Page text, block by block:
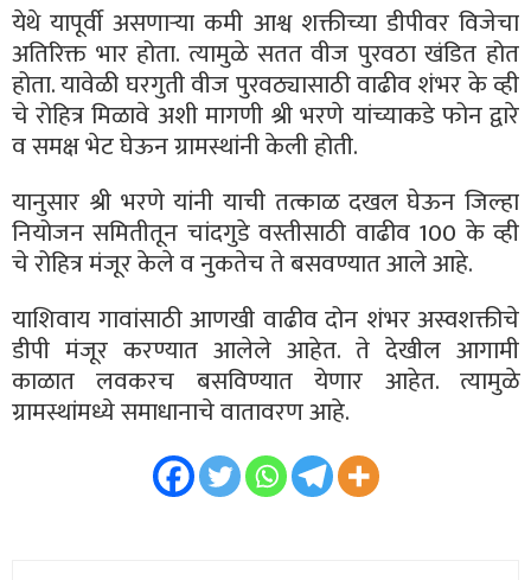
येथे यापूर्वी असणाऱ्या कमी आश्व शक्तीच्या डीपीवर विजेचा
अतिरिक्त भार होता. त्यामुळे सतत वीज पुरवठा खंडित होत
होता. यावेळी घरगुती वीज पुरवठ्यासाठी वाढीव शंभर के व्ही
चे रोहित्र मिळावे अशी मागणी श्री भरणे यांच्याकडे फोन द्वारे
व समक्ष भेट घेऊन ग्रामस्थांनी केली होती.
यानुसार श्री भरणे यांनी याची तत्काळ दखल घेऊन जिल्हा
नियोजन समितीतून चांदगुडे वस्तीसाठी वाढीव 100 के व्ही
चे रोहित्र मंजूर केले व नुकतेच ते बसवण्यात आले आहे.
याशिवाय गावांसाठी आणखी वाढीव दोन शंभर अस्वशक्तीचे
डीपी मंजूर करण्यात आलेले आहेत. ते देखील आगामी
काळात लवकरच बसविण्यात येणार आहेत. त्यामुळे
ग्रामस्थांमध्ये समाधानाचे वातावरण आहे.